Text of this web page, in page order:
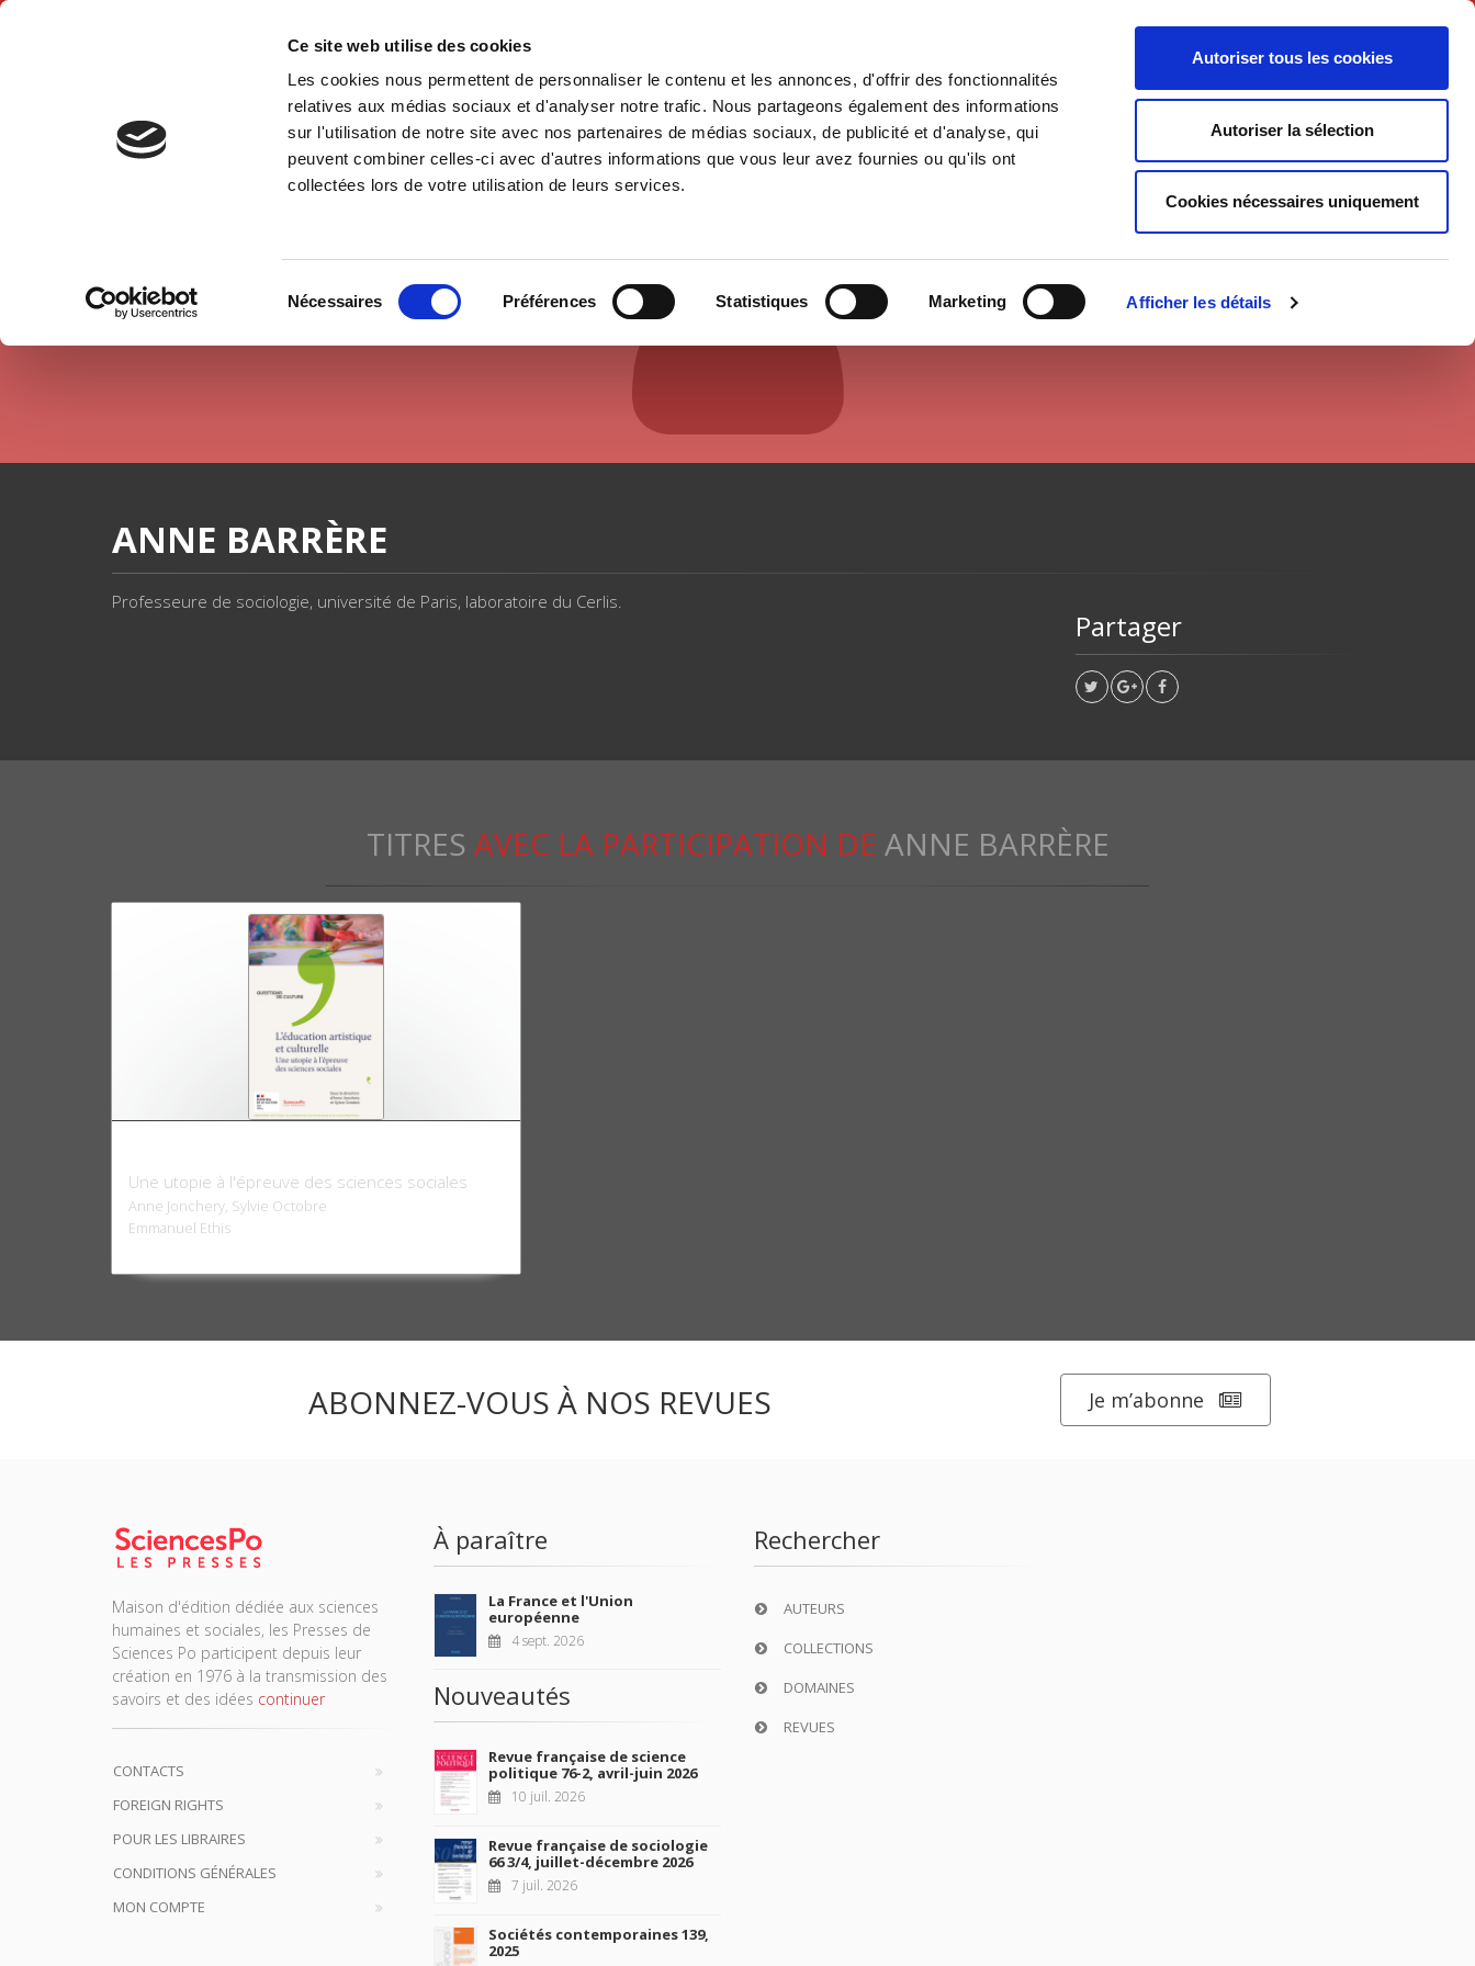
Ce site web utilise des cookies
Les cookies nous permettent de personnaliser le contenu et les annonces, d'offrir des fonctionnalités
relatives aux médias sociaux et d'analyser notre trafic. Nous partageons également des informations
sur l'utilisation de notre site avec nos partenaires de médias sociaux, de publicité et d'analyse, qui
peuvent combiner celles-ci avec d'autres informations que vous leur avez fournies ou qu'ils ont
collectées lors de votre utilisation de leurs services.
Nécessaires Préférences Statistiques Marketing Afficher les détails
Autoriser tous les cookies
Autoriser la sélection
Cookies nécessaires uniquement
Français
Accueil Environnement Histoire International Politique Société
Accueil Anne Barrère
AUTEURS ET CONTRIBUTEURS
ANNE BARRÈRE
Professeure de sociologie, université de Paris, laboratoire du Cerlis.
Partager
TITRES AVEC LA PARTICIPATION DE ANNE BARRÈRE
Une utopie à l'épreuve des sciences sociales
Anne Jonchery, Sylvie Octobre
Emmanuel Ethis
ABONNEZ-VOUS À NOS REVUES Je m’abonne
Maison d'édition dédiée aux sciences
humaines et sociales, les Presses de
Sciences Po participent depuis leur
création en 1976 à la transmission des
savoirs et des idées continuer
CONTACTS
FOREIGN RIGHTS
POUR LES LIBRAIRES
CONDITIONS GÉNÉRALES
MON COMPTE
À paraître
La France et l'Union
européenne
4 sept. 2026
Nouveautés
Revue française de science
politique 76-2, avril-juin 2026
10 juil. 2026
Revue française de sociologie
66 3/4, juillet-décembre 2026
7 juil. 2026
Sociétés contemporaines 139,
2025
Rechercher
AUTEURS
COLLECTIONS
DOMAINES
REVUES